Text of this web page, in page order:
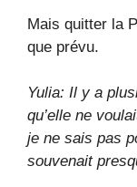
Mais quitter la
que prévu.
Yulia: Il y a
qu’elle ne
je ne sais pas
souvenait